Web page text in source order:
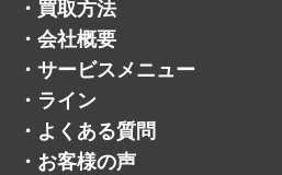
宝石
自転車
パチンコ・パチスロ
遺品買取
宅配買取
不用品買取
・ 買取方法